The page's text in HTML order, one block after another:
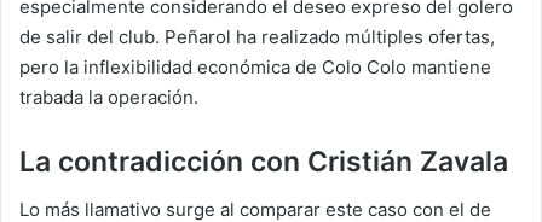
especialmente considerando el deseo expreso del golero
de salir del club. Peñarol ha realizado múltiples ofertas,
pero la inflexibilidad económica de Colo Colo mantiene
trabada la operación.
La contradicción con Cristián Zavala
Lo más llamativo surge al comparar este caso con el de